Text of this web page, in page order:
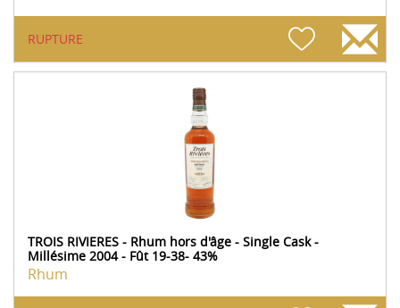
RUPTURE
TROIS RIVIERES - Rhum hors d'âge - Single Cask -
Millésime 2004 - Fût 19-38- 43%
Rhum